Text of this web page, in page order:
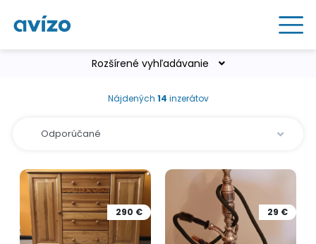
Rozšírené vyhľadávanie
Nájdených 14 inzerátov
290 € 29 €